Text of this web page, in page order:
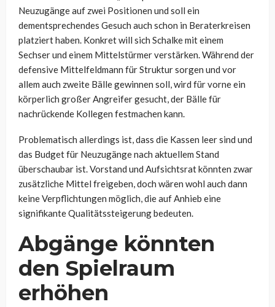
Neuzugänge auf zwei Positionen und soll ein
dementsprechendes Gesuch auch schon in Beraterkreisen
platziert haben. Konkret will sich Schalke mit einem
Sechser und einem Mittelstürmer verstärken. Während der
defensive Mittelfeldmann für Struktur sorgen und vor
allem auch zweite Bälle gewinnen soll, wird für vorne ein
körperlich großer Angreifer gesucht, der Bälle für
nachrückende Kollegen festmachen kann.
Problematisch allerdings ist, dass die Kassen leer sind und
das Budget für Neuzugänge nach aktuellem Stand
überschaubar ist. Vorstand und Aufsichtsrat könnten zwar
zusätzliche Mittel freigeben, doch wären wohl auch dann
keine Verpflichtungen möglich, die auf Anhieb eine
signifikante Qualitätssteigerung bedeuten.
Abgänge könnten
den Spielraum
erhöhen